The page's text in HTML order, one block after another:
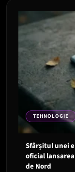
TEHNOLOGIE
Sfârșitul unei
oficial
de Nord